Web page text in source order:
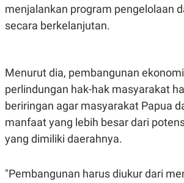
K
E
E
R
A
R
T
I
I
N
G
K
E
menjalankan program pengelolaan
secara berkelanjutan.
Menurut dia, pembangunan
perlindungan hak-hak masyarakat
beriringan agar masyarakat Papua
manfaat yang lebih besar dari
yang dimiliki daerahnya.
"Pembangunan harus diukur dari